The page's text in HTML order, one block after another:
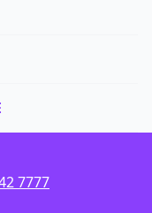
7777